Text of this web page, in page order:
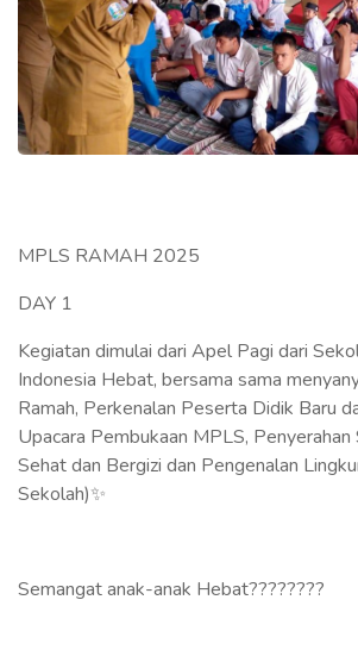
MPLS RAMAH 2025
DAY 1
Kegiatan dimulai dari Apel Pagi dari
Indonesia Hebat, bersama sama
Ramah, Perkenalan Peserta Didik Baru
Upacara Pembukaan MPLS, Penyerahan
Sehat dan Bergizi dan Pengenalan
Sekolah)✨
Semangat anak-anak Hebat????????